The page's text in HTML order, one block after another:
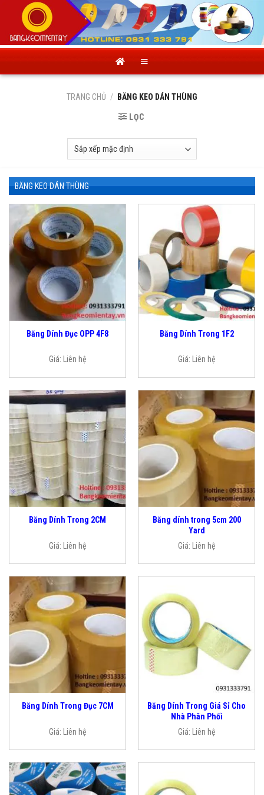
content
TRANG CHỦ / BĂNG KEO DÁN THÙNG
LỌC
BĂNG KEO DÁN THÙNG
Băng Dính Đục OPP 4F8
Giá: Liên hệ
Băng Dính Trong 1F2
Giá: Liên hệ
Băng Dính Trong 2CM
Giá: Liên hệ
Băng dính trong 5cm 200
Yard
Giá:
Liên hệ
Băng Dính Trong Đục 7CM
Giá: Liên hệ
Băng Dính Trong Giá Sỉ Cho
Nhà Phân Phối
Giá:
Liên hệ